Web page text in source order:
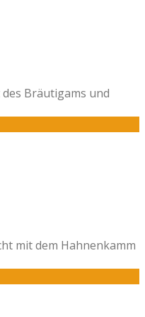
Bräutigams und
mit dem Hahnenkamm